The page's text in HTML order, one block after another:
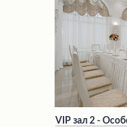
VIP зал 2 -